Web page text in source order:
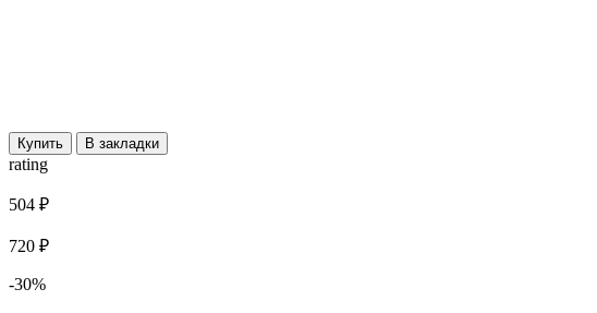
Купить В закладки
rating
504 ₽
720 ₽
-30%